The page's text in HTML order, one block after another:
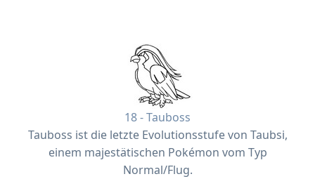
18 - Tauboss
Tauboss ist die letzte Evolutionsstufe von Taubsi,
einem majestätischen Pokémon vom Typ
Normal/Flug.